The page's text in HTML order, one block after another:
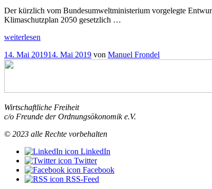
aus
institutionenökonomischer
Parallele“
Der kürzlich vom Bundesumweltministerium vorgelegte
Klimaschutzplan 2050 gesetzlich …
„CO2-
statt
Klimaschutz-
weiterlesen
Veröffentlicht
am
14. Mai 201914. Mai 2019 von Manuel Frondel
Wirtschaftliche Freiheit
c/o Freunde der Ordnungsökonomik e.V.
© 2023 alle Rechte vorbehalten
LinkedIn
Twitter
Facebook
RSS-Feed